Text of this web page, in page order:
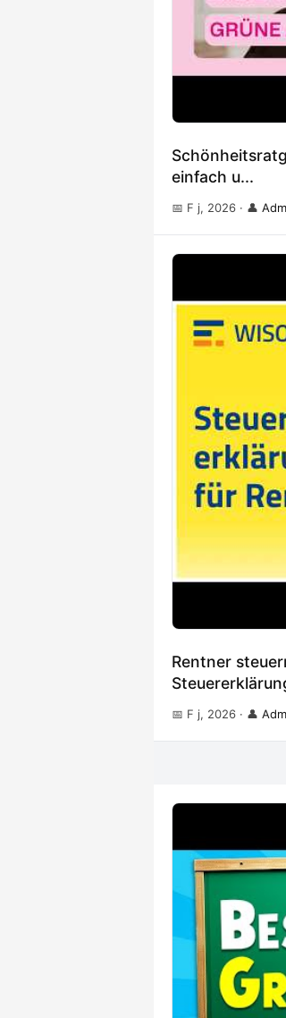
einfach u...
📅 F j, 2026 · 👤
Rentner
📅 F j, 2026 · 👤